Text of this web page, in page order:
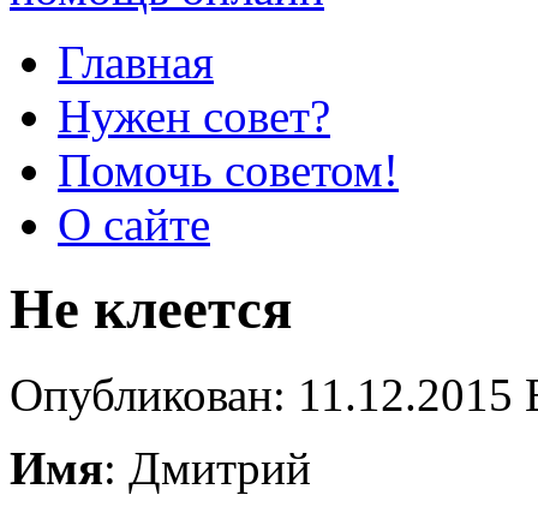
Главная
Нужен совет?
Помочь советом!
О сайте
Не клеется
Опубликован: 11.12.2015
Имя: Дмитрий